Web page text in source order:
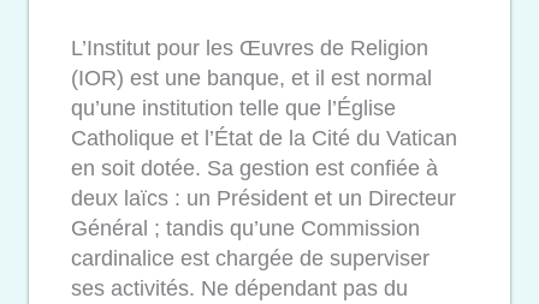
L’Institut pour les Œuvres de Religion
(IOR) est une banque, et il est normal
qu’une institution telle que l’Église
Catholique et l’État de la Cité du Vatican
en soit dotée. Sa gestion est confiée à
deux laïcs : un Président et un Directeur
Général ; tandis qu’une Commission
cardinalice est chargée de superviser
ses activités. Ne dépendant pas du